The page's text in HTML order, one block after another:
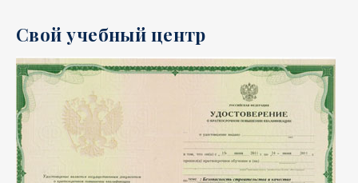
Свой учебный центр